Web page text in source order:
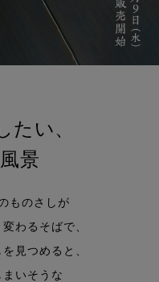
たい、
景
ものさしが
わるそばで、
見つめると、
いそうな